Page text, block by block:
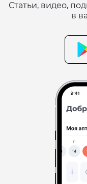
Статьи, видео,
в